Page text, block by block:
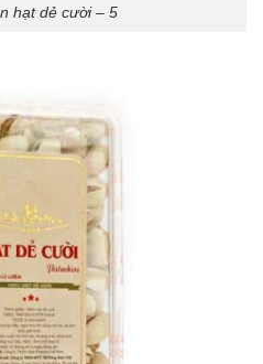
hạt dẻ cười – 5